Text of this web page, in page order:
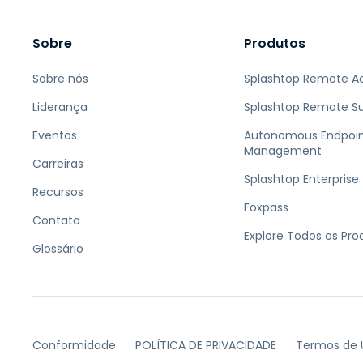
Sobre
Sobre nós
Liderança
Eventos
Carreiras
Recursos
Contato
Glossário
Produtos
Splashtop Remote
Splashtop Remote
Autonomous
Management
Splashtop Enterprise
Foxpass
Explore Todos os
Conformidade POLÍTICA DE PRIVACIDADE Termos de